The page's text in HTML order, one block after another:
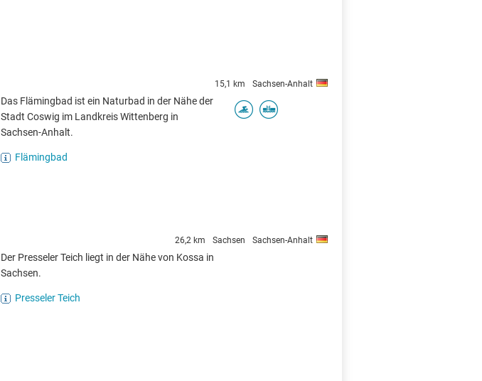
15,1 km Sachsen-Anhalt
Das Flämingbad ist ein Naturbad in der Nähe der
Stadt Coswig im Landkreis Wittenberg in
Sachsen-Anhalt.
Flämingbad
26,2 km Sachsen Sachsen-Anhalt
Der Presseler Teich liegt in der Nähe von Kossa in
Sachsen.
Presseler Teich